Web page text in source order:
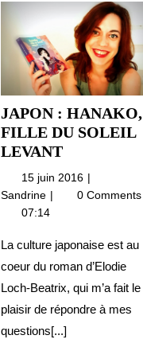
JAPON : HANAKO,
FILLE DU SOLEIL
LEVANTJAPON
:
HANAKO,
SOLEIL
LEVANT
15 juin 2016 15
juin
Sandrine Japon
:
fille
Levant
0 Comments
07:14
La culture japonaise est au
coeur du roman d’Elodie
Loch-Beatrix, qui m’a fait le
plaisir de répondre à mes
questions[...]